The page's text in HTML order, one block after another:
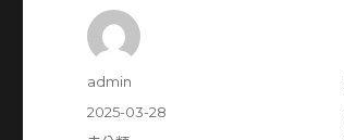
作
admin
發
佈
2025-03-28